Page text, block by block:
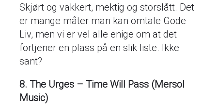
Skjørt og vakkert, mektig og storslått. Det
er mange måter man kan omtale Gode
Liv, men vi er vel alle enige om at det
fortjener en plass på en slik liste. Ikke
sant?
8. The Urges – Time Will Pass (Mersol
Music)